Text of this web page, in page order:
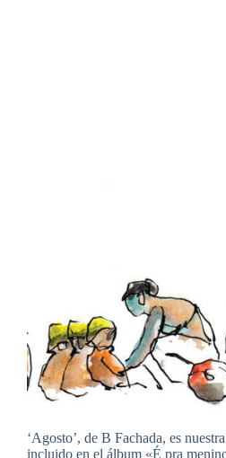
‘Agosto’, de B Fachada, es
incluido en el álbum «É pra